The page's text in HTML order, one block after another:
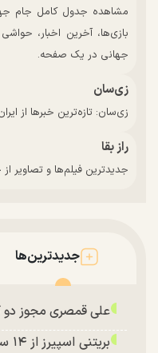
بازی‌ها، آخرین اخبار،
جهانی در یک صفحه.
زی‌سان
زی‌سان: تازه‌ترین خبرها از
راز بقا
جدیدترین فیلم‌ها و تصاویر
جدیدترین‌ها
علی قمصری مجوز دو